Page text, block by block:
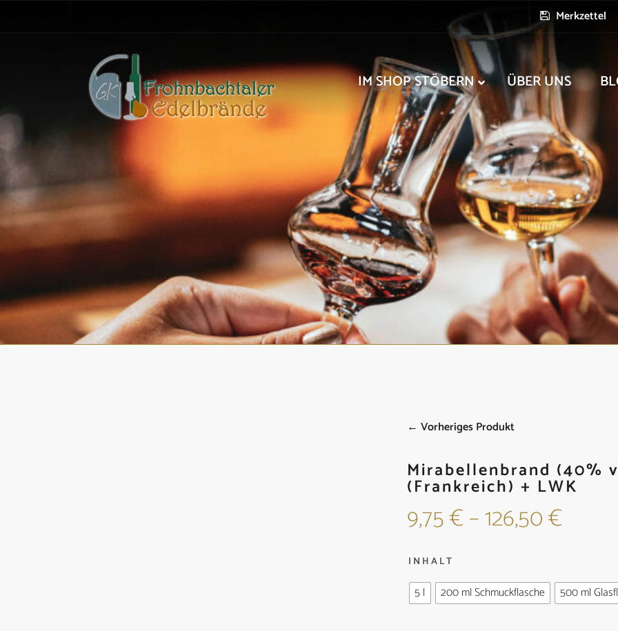
Merkzettel
IM SHOP STÖBERN ÜBER UNS
← Vorheriges Produkt
Mirabellenbrand (40%
(Frankreich) + LWK
9,75€–126,50€
INHALT
5 l 200 ml Schmuckflasche 500 ml